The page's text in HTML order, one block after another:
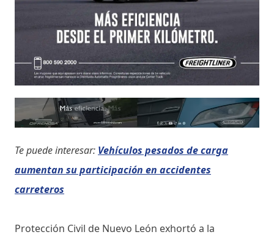
Te puede interesar: Vehículos pesados de carga
aumentan su participación en accidentes
carreteros
Protección Civil de Nuevo León exhortó a la